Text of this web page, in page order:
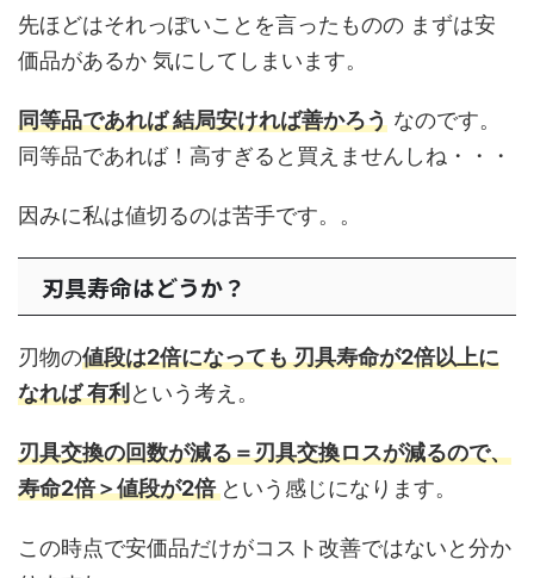
先ほどはそれっぽいことを言ったものの まずは安
価品があるか 気にしてしまいます。
同等品であれば 結局安ければ善かろう なのです。
同等品であれば！高すぎると買えませんしね・・・
因みに私は値切るのは苦手です。。
刃具寿命はどうか？
刃物の値段は2倍になっても 刃具寿命が2倍以上に
なれば 有利という考え。
刃具交換の回数が減る＝刃具交換ロスが減るので、
寿命2倍＞値段が2倍という感じになります。
この時点で安価品だけがコスト改善ではないと分か